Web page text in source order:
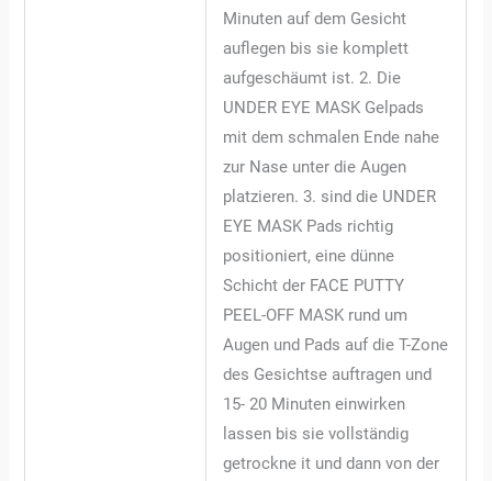
Minuten auf dem Gesicht
auflegen bis sie komplett
aufgeschäumt ist. 2. Die
UNDER EYE MASK Gelpads
mit dem schmalen Ende nahe
zur Nase unter die Augen
platzieren. 3. sind die UNDER
EYE MASK Pads richtig
positioniert, eine dünne
Schicht der FACE PUTTY
PEEL-OFF MASK rund um
Augen und Pads auf die T-Zone
des Gesichtse auftragen und
15- 20 Minuten einwirken
lassen bis sie vollständig
getrockne it und dann von der